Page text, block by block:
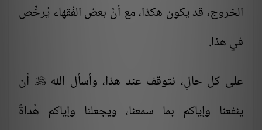
الخروج، قد يكون هكذا، مع أنَّ بعض الفُقهاء يُرخِّص
في هذا.
على كل حالٍ، نتوقف عند هذا، وأسأل الله أن
ينفعنا وإياكم بما سمعنا، ويجعلنا وإياكم هُداةً